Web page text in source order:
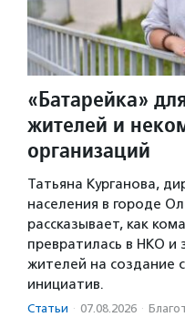
«Батарейка»
жителей и
организаций
Татьяна Курганова,
населения в городе
рассказывает, как
превратилась в НКО и
жителей на создание
инициатив.
Статьи · 07.08.2026 ·